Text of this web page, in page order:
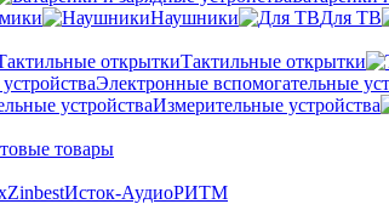
Наушники Для ТВ
Тактильные открытки
Электронные вспомогательные
Измерительные устройства
товары
ZinbestИсток-АудиоРИТМ